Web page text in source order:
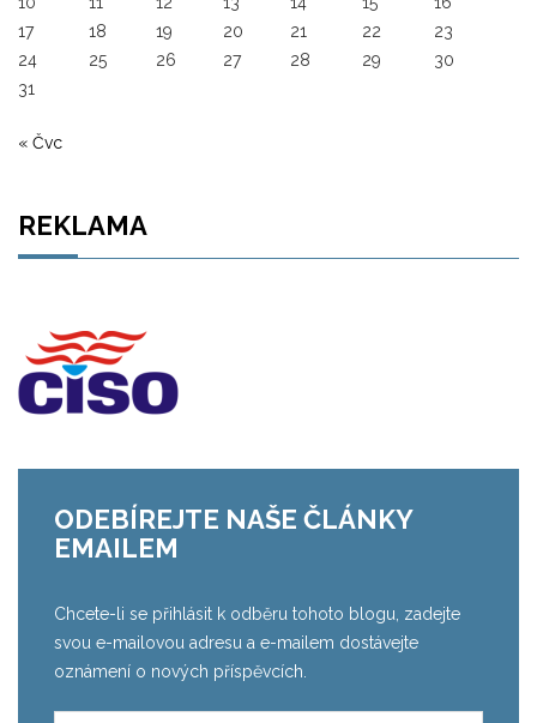
17
18 19 20 21 22
23
24
25 26 27 28 29
30
31
« Čvc
REKLAMA
ODEBÍREJTE NAŠE ČLÁNKY
EMAILEM
Chcete-li se přihlásit k odběru tohoto blogu, zadejte
svou e-mailovou adresu a e-mailem dostávejte
oznámení o nových příspěvcích.